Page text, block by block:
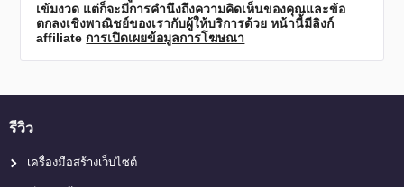
เข้มงวด แต่ก็จะมีการคำนึงถึงความคิดเห็นของคุณและข้อ
ตกลงเชิงพาณิชย์ของเรากับผู้ให้บริการด้วย หน้านี้มีลิงก์
affiliate การเปิดเผยข้อมูลการโฆษณา
รีวิว
เครื่องมือสร้างเว็บไซต์